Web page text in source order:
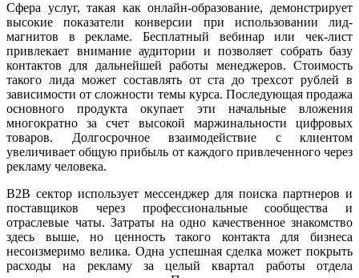
Сфера услуг, такая как онлайн-образование, демонстрирует
высокие показатели конверсии при использовании лид-
магнитов в рекламе. Бесплатный вебинар или чек-лист
привлекает внимание аудитории и позволяет собрать базу
контактов для дальнейшей работы менеджеров. Стоимость
такого лида может составлять от ста до трехсот рублей в
зависимости от сложности темы курса. Последующая продажа
основного продукта окупает эти начальные вложения
многократно за счет высокой маржинальности цифровых
товаров. Долгосрочное взаимодействие с клиентом
увеличивает общую прибыль от каждого привлеченного через
рекламу человека.
B2B сектор использует мессенджер для поиска партнеров и
поставщиков через профессиональные сообщества и
отраслевые чаты. Затраты на одно качественное знакомство
здесь выше, но ценность такого контакта для бизнеса
несоизмеримо велика. Одна успешная сделка может покрыть
расходы на рекламу за целый квартал работы отдела